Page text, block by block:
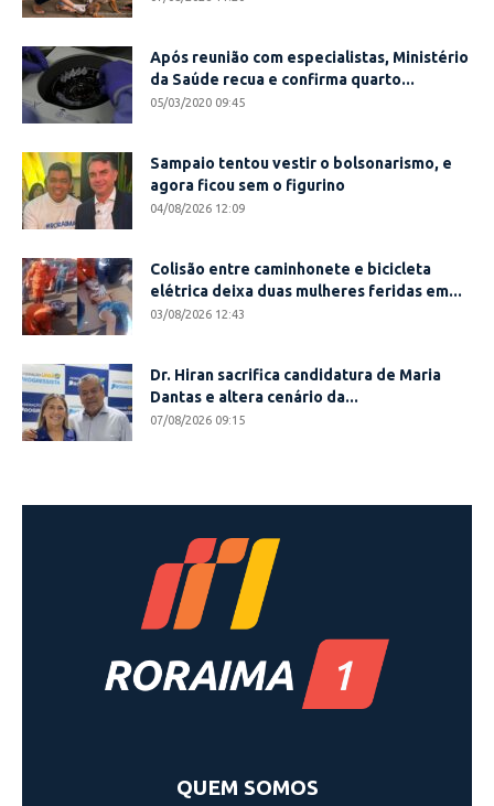
Após reunião com especialistas, Ministério
da Saúde recua e confirma quarto...
05/03/2020 09:45
Sampaio tentou vestir o bolsonarismo, e
agora ficou sem o figurino
04/08/2026 12:09
Colisão entre caminhonete e bicicleta
elétrica deixa duas mulheres feridas em...
03/08/2026 12:43
Dr. Hiran sacrifica candidatura de Maria
Dantas e altera cenário da...
07/08/2026 09:15
QUEM SOMOS